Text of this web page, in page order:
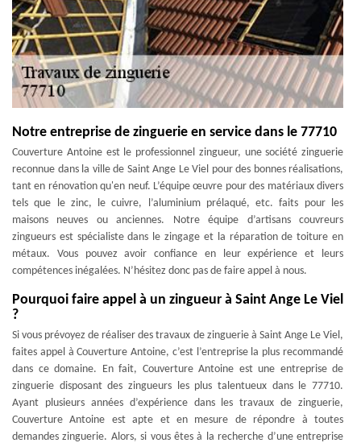
Notre entreprise de zinguerie en service dans le 77710
Couverture Antoine est le professionnel zingueur, une société zinguerie
reconnue dans la ville de Saint Ange Le Viel pour des bonnes réalisations,
tant en rénovation qu'en neuf. L’équipe œuvre pour des matériaux divers
tels que le zinc, le cuivre, l’aluminium prélaqué, etc. faits pour les
maisons neuves ou anciennes. Notre équipe d’artisans couvreurs
zingueurs est spécialiste dans le zingage et la réparation de toiture en
métaux. Vous pouvez avoir confiance en leur expérience et leurs
compétences inégalées. N’hésitez donc pas de faire appel à nous.
Pourquoi faire appel à un zingueur à Saint Ange Le Viel
?
Si vous prévoyez de réaliser des travaux de zinguerie à Saint Ange Le Viel,
faites appel à Couverture Antoine, c’est l’entreprise la plus recommandé
dans ce domaine. En fait, Couverture Antoine est une entreprise de
zinguerie disposant des zingueurs les plus talentueux dans le 77710.
Ayant plusieurs années d’expérience dans les travaux de zinguerie,
Couverture Antoine est apte et en mesure de répondre à toutes
demandes zinguerie. Alors, si vous êtes à la recherche d’une entreprise